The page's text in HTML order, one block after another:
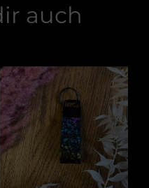
auch